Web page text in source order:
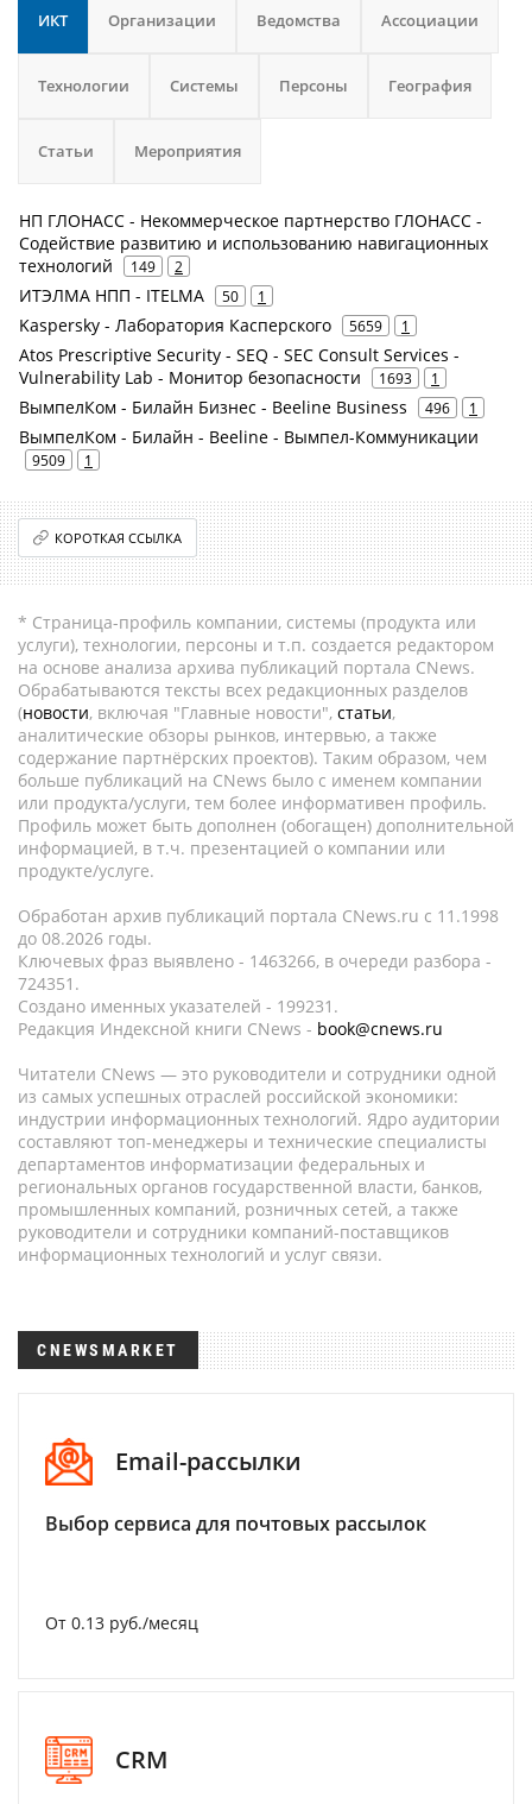
ИКТ Организации Ведомства Ассоциации
Технологии Системы Персоны География
Статьи Мероприятия
НП ГЛОНАСС - Некоммерческое партнерство ГЛОНАСС -
Содействие развитию и использованию навигационных
технологий
149 2
ИТЭЛМА НПП - ITELMA 50 1
Kaspersky - Лаборатория Касперского 5659 1
Atos Prescriptive Security - SEQ - SEC Consult Services -
Vulnerability Lab - Монитор безопасности
1693 1
ВымпелКом - Билайн Бизнес - Beeline Business 496 1
ВымпелКом - Билайн - Beeline - Вымпел-Коммуникации
9509 1
КОРОТКАЯ ССЫЛКА
* Страница-профиль компании, системы (продукта или
услуги), технологии, персоны и т.п. создается редактором
на основе анализа архива публикаций портала CNews.
Обрабатываются тексты всех редакционных разделов
(новости, включая "Главные новости", статьи,
аналитические обзоры рынков, интервью, а также
содержание партнёрских проектов). Таким образом, чем
больше публикаций на CNews было с именем компании
или продукта/услуги, тем более информативен профиль.
Профиль может быть дополнен (обогащен) дополнительной
информацией, в т.ч. презентацией о компании или
продукте/услуге.
Обработан архив публикаций портала CNews.ru c 11.1998
до 08.2026 годы.
Ключевых фраз выявлено - 1463266, в очереди разбора -
724351.
Создано именных указателей - 199231.
Редакция Индексной книги CNews - book@cnews.ru
Читатели CNews — это руководители и сотрудники одной
из самых успешных отраслей российской экономики:
индустрии информационных технологий. Ядро аудитории
составляют топ-менеджеры и технические специалисты
департаментов информатизации федеральных и
региональных органов государственной власти, банков,
промышленных компаний, розничных сетей, а также
руководители и сотрудники компаний-поставщиков
информационных технологий и услуг связи.
CNEWSMARKET
Email-рассылки
Выбор сервиса для почтовых рассылок
От 0.13 руб./месяц
CRM